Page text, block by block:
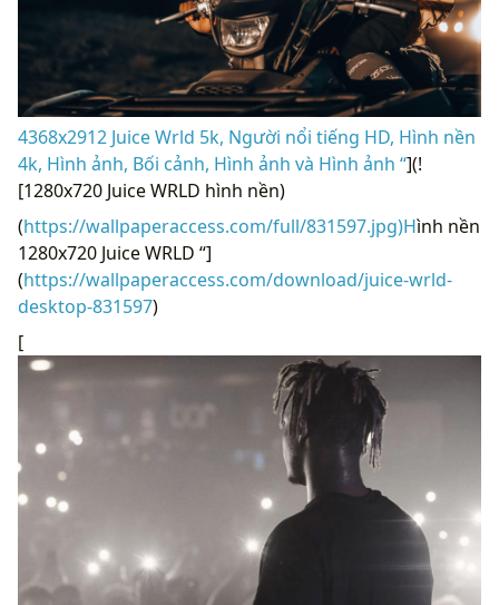
4368x2912 Juice Wrld 5k, Người nổi tiếng HD, Hình nền
4k, Hình ảnh, Bối cảnh, Hình ảnh và Hình ảnh “](!
[1280x720 Juice WRLD hình nền)
(https://wallpaperaccess.com/full/831597.jpg)Hình nền
1280x720 Juice WRLD “]
(https://wallpaperaccess.com/download/juice-wrld-
desktop-831597)
[